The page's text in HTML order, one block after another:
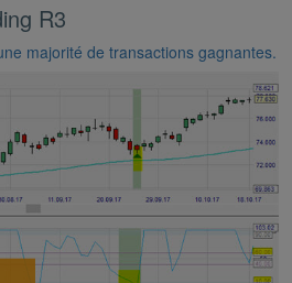
R3
majorité de transactions gagnantes.